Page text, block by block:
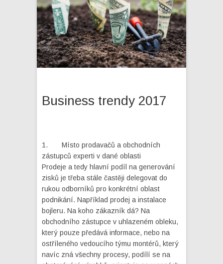
Business trendy 2017
1. Místo prodavačů a obchodních
zástupců experti v dané oblasti
Prodeje a tedy hlavní podíl na generování
zisků je třeba stále častěji delegovat do
rukou odborníků pro konkrétní oblast
podnikání. Například prodej a instalace
bojleru. Na koho zákazník dá? Na
obchodního zástupce v uhlazeném obleku,
který pouze předává informace, nebo na
ostříleného vedoucího týmu montérů, který
navíc zná všechny procesy, podílí se na